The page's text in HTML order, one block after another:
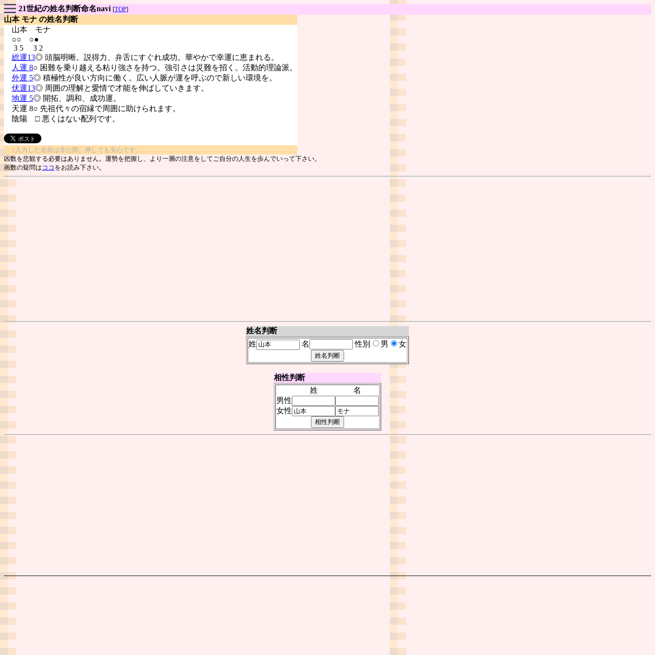
21世紀の姓名判断命名navi [TOP]
山本 モナ の姓名判断
山本 モナ
○○ ○●
3 5 3 2
総運13◎ 頭脳明晰。説得力、弁舌にすぐれ成功。華やかで幸運に恵まれる。
人運 8○ 困難を乗り越える粘り強さを持つ。強引さは災難を招く。活動的理論派。
外運 5◎ 積極性が良い方向に働く。広い人脈が運を呼ぶので新しい環境を。
伏運13◎ 周囲の理解と愛情で才能を伸ばしていきます。
地運 5◎ 開拓、調和、成功運。
天運 8○ 先祖代々の宿縁で周囲に助けられます。
陰陽 □ 悪くはない配列です。
↑入力した名前は非公開。押しても安心です。
凶数を悲観する必要はありません。運勢を把握し、より一層の注意をしてご自分の人生を歩んでいって下さい。
画数の疑問は ココ をお読み下さい。
姓名判断
姓
名 性別 男 女
相性判断
姓
名
男性
女性